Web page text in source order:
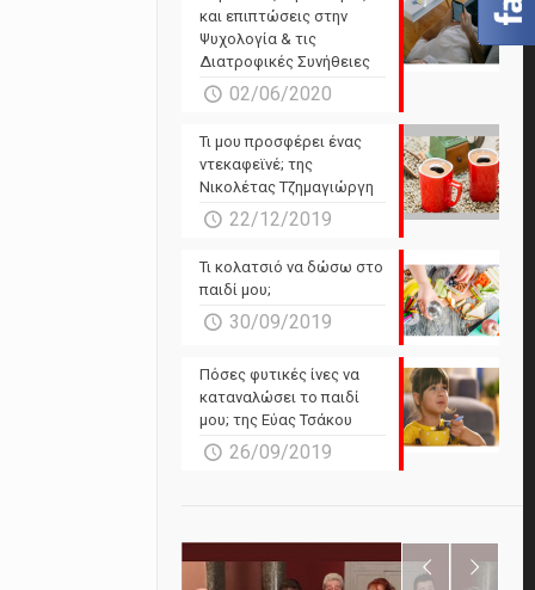
και επιπτώσεις στην
Ψυχολογία & τις
Διατροφικές Συνήθειες
02/06/2020
Τι μου προσφέρει ένας
ντεκαφεϊνέ; της
Νικολέτας Τζημαγιώργη
22/12/2019
Τι κολατσιό να δώσω στο
παιδί μου;
30/09/2019
Πόσες φυτικές ίνες να
καταναλώσει το παιδί
μου; της Εύας Τσάκου
26/09/2019